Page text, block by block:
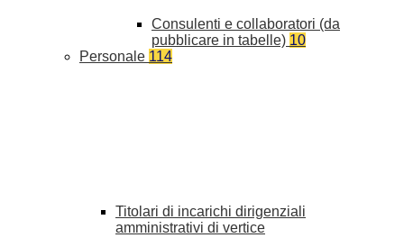
Consulenti e collaboratori (da
pubblicare in tabelle) 10
Personale 114
Titolari di incarichi dirigenziali
amministrativi di vertice